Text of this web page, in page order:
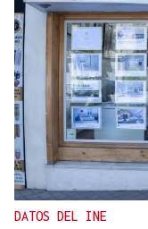
DATOS DEL INE